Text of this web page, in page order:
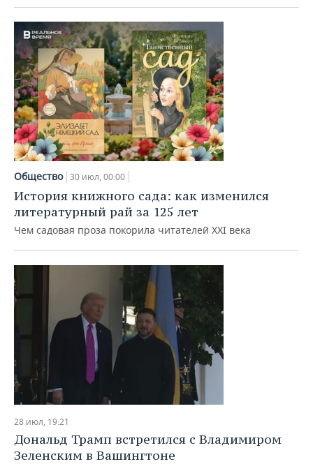
ХОККЕЙ С МЯЧОМ
ПРОИСШЕСТВИЯ
Общество 30 июл, 00:00
История книжного сада: как изменился
литературный рай за 125 лет
Чем садовая проза покорила читателей XXI века
28 июл, 19:21
Дональд Трамп встретился с Владимиром
Зеленским в Вашингтоне